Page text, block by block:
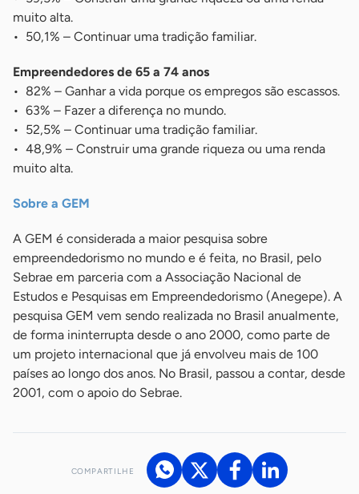
muito alta.
• 50,1% – Continuar uma tradição familiar.
Empreendedores de 65 a 74 anos
• 82% – Ganhar a vida porque os empregos são escassos.
• 63% – Fazer a diferença no mundo.
• 52,5% – Continuar uma tradição familiar.
• 48,9% – Construir uma grande riqueza ou uma renda
muito alta.
Sobre a GEM
A GEM é considerada a maior pesquisa sobre
empreendedorismo no mundo e é feita, no Brasil, pelo
Sebrae em parceria com a Associação Nacional de
Estudos e Pesquisas em Empreendedorismo (Anegepe). A
pesquisa GEM vem sendo realizada no Brasil anualmente,
de forma ininterrupta desde o ano 2000, como parte de
um projeto internacional que já envolveu mais de 100
países ao longo dos anos. No Brasil, passou a contar, desde
2001, com o apoio do Sebrae.
COMPARTILHE